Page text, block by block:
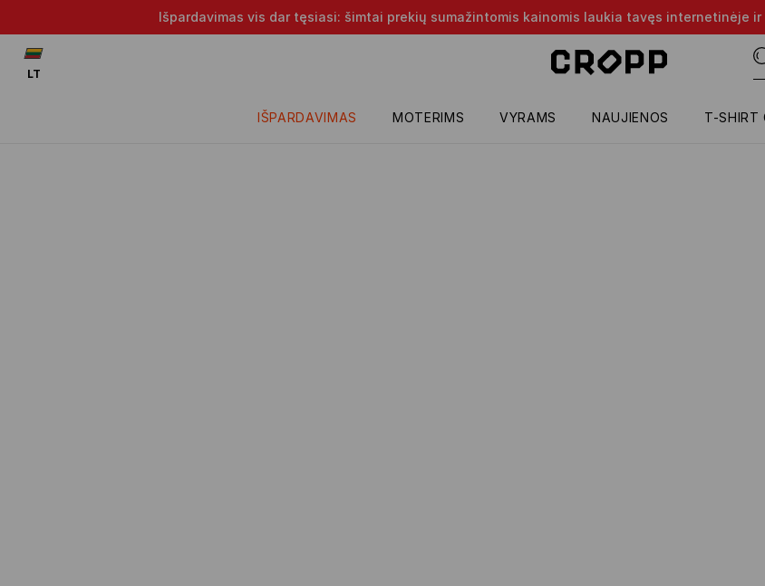
Išpardavimas vis dar tęsiasi: šimtai prekių sumažintomis kainomis laukia tavęs internetinėje
IŠPARDAVIMAS MOTERIMS VYRAMS NAUJIENOS T-SHIRT
LT